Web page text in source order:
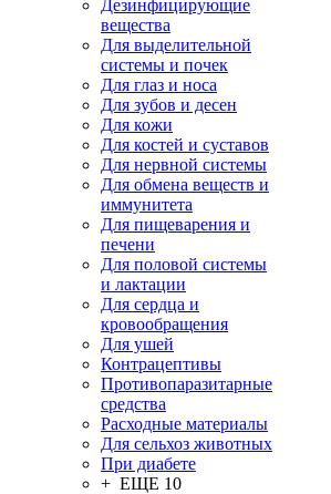
Дезинфицирующие
вещества
Для выделительной
системы и почек
Для глаз и носа
Для зубов и десен
Для кожи
Для костей и суставов
Для нервной системы
Для обмена веществ и
иммунитета
Для пищеварения и
печени
Для половой системы
и лактации
Для сердца и
кровообращения
Для ушей
Контрацептивы
Противопаразитарные
средства
Расходные материалы
Для сельхоз животных
При диабете
+ ЕЩЕ 10